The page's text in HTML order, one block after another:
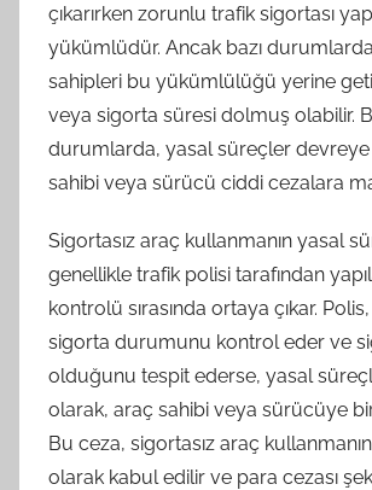
çıkarırken zorunlu trafik sigortası
yükümlüdür. Ancak bazı
sahipleri bu yükümlülüğü yerine
veya sigorta süresi dolmuş olabilir.
durumlarda, yasal süreçler
sahibi veya sürücü ciddi cezalara
Sigortasız araç kullanmanın yasal
genellikle trafik polisi tarafından
kontrolü sırasında ortaya çıkar.
sigorta durumunu kontrol eder ve
olduğunu tespit ederse, yasal
olarak, araç sahibi veya sürücüye
Bu ceza, sigortasız araç
olarak kabul edilir ve para cezası